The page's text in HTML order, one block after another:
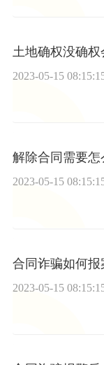
土地确权没确
2023-05-15
解除合同需要怎
2023-05-15
合同诈骗如何报
2023-05-15